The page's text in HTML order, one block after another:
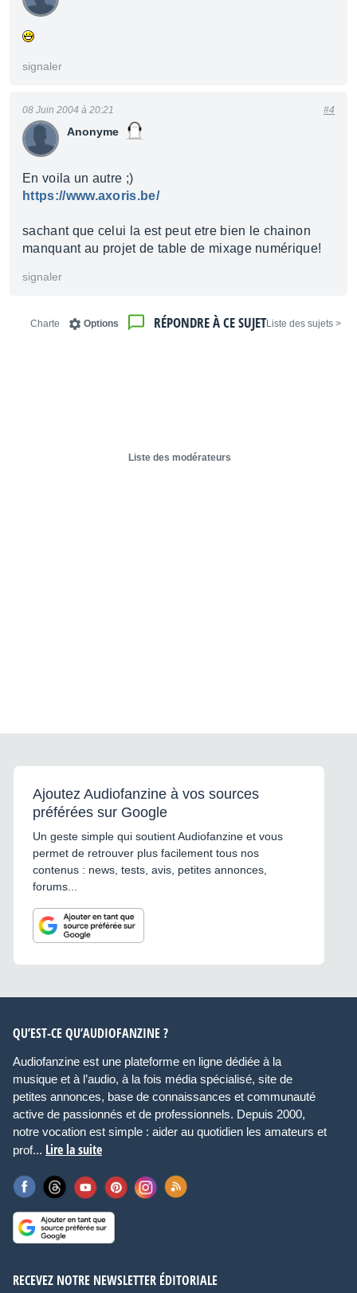
signaler
Anonyme
08 Juin 2004 à 20:21 #4
En voila un autre ;)
https://www.axoris.be/
sachant que celui la est peut etre bien le chainon
manquant au projet de table de mixage numérique!
signaler
< Liste des sujets
RÉPONDRE À CE SUJET
Options
Charte
Liste des modérateurs
Ajoutez Audiofanzine à vos sources
préférées sur Google
Un geste simple qui soutient Audiofanzine et vous
permet de retrouver plus facilement tous nos
contenus : news, tests, avis, petites annonces,
forums...
QU’EST-CE QU’AUDIOFANZINE ?
Audiofanzine est une plateforme en ligne dédiée à la
musique et à l’audio, à la fois média spécialisé, site de
petites annonces, base de connaissances et communauté
active de passionnés et de professionnels. Depuis 2000,
notre vocation est simple : aider au quotidien les amateurs et
prof... Lire la suite
RECEVEZ NOTRE NEWSLETTER ÉDITORIALE